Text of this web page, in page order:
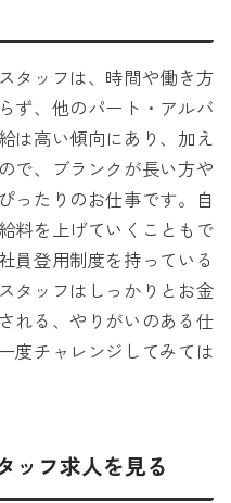
タッフは、時間や働き方
ず、他のパート・アルバ
は高い傾向にあり、加え
で、ブランクが長い方や
ったりのお仕事です。自
料を上げていくこともで
員登用制度を持っている
タッフはしっかりとお金
れる、やりがいのある仕
度チャレンジしてみては
ッフ求人を見る